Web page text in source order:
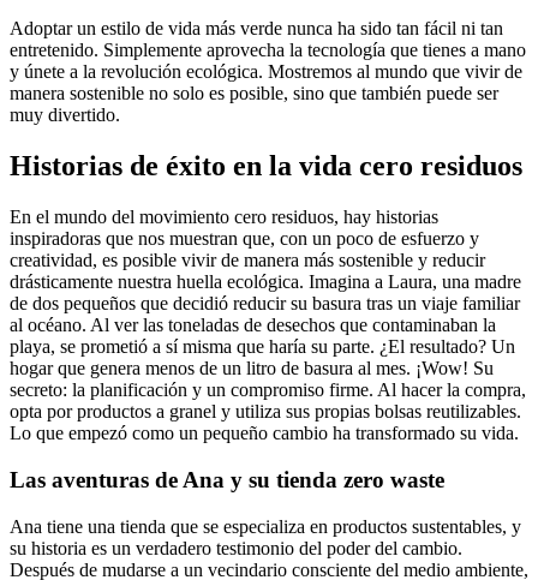
Adoptar un estilo de vida más verde nunca ha sido tan fácil ni tan
entretenido. Simplemente aprovecha la tecnología que tienes a mano
y únete a la revolución ecológica. Mostremos al mundo que vivir de
manera sostenible no solo es posible, sino que también puede ser
muy divertido.
Historias de éxito en la vida cero residuos
En el mundo del movimiento cero residuos, hay historias
inspiradoras que nos muestran que, con un poco de esfuerzo y
creatividad, es posible vivir de manera más sostenible y reducir
drásticamente nuestra huella ecológica. Imagina a Laura, una madre
de dos pequeños que decidió reducir su basura tras un viaje familiar
al océano. Al ver las toneladas de desechos que contaminaban la
playa, se prometió a sí misma que haría su parte. ¿El resultado? Un
hogar que genera menos de un litro de basura al mes. ¡Wow! Su
secreto: la planificación y un compromiso firme. Al hacer la compra,
opta por productos a granel y utiliza sus propias bolsas reutilizables.
Lo que empezó como un pequeño cambio ha transformado su vida.
Las aventuras de Ana y su tienda zero waste
Ana tiene una tienda que se especializa en productos sustentables, y
su historia es un verdadero testimonio del poder del cambio.
Después de mudarse a un vecindario consciente del medio ambiente,